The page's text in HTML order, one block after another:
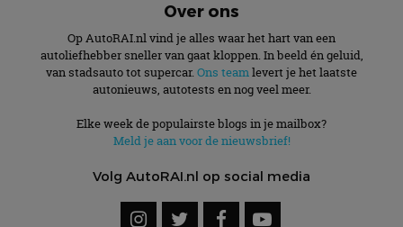
Over ons
Op AutoRAI.nl vind je alles waar het hart van een
autoliefhebber sneller van gaat kloppen. In beeld én geluid,
van stadsauto tot supercar. Ons teamlevert je het laatste
autonieuws, autotests en nog veel meer.
Elke week de populairste blogs in je mailbox?
Meld je aan voor de nieuwsbrief!
Volg AutoRAI.nl op social media